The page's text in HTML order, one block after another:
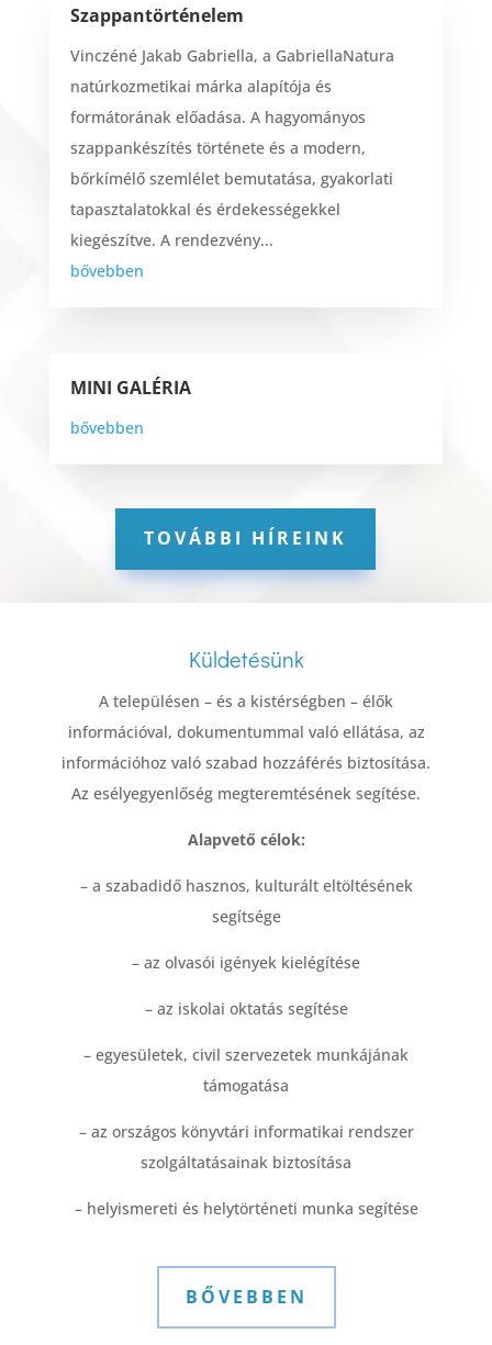
Szappantörténelem
Vinczéné Jakab Gabriella, a GabriellaNatura
natúrkozmetikai márka alapítója és
formátorának előadása. A hagyományos
szappankészítés története és a modern,
bőrkímélő szemlélet bemutatása, gyakorlati
tapasztalatokkal és érdekességekkel
kiegészítve. A rendezvény...
bővebben
MINI GALÉRIA
bővebben
TOVÁBBI HÍREINK
Küldetésünk
A településen – és a kistérségben – élők
információval, dokumentummal való ellátása, az
információhoz való szabad hozzáférés biztosítása.
Az esélyegyenlőség megteremtésének segítése.
Alapvető célok:
– a szabadidő hasznos, kulturált eltöltésének
segítsége
– az olvasói igények kielégítése
– az iskolai oktatás segítése
– egyesületek, civil szervezetek munkájának
támogatása
– az országos könyvtári informatikai rendszer
szolgáltatásainak biztosítása
– helyismereti és helytörténeti munka segítése
BŐVEBBEN